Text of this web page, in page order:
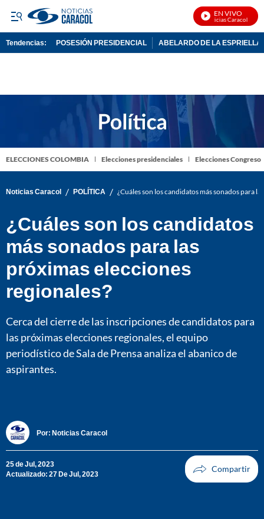
EN VIVO
Noticias Caracol En
Tendencias: POSESIÓN PRESIDENCIAL ABELARDO DE LA ESPRIELLA
ELECCIONES COLOMBIA Elecciones presidenciales Elecciones Congreso
Noticias Caracol / POLÍTICA / ¿Cuáles son los candidatos más sonados para
¿Cuáles son los candidatos
más sonados para las
próximas elecciones
regionales?
Cerca del cierre de las inscripciones de candidatos para
las próximas elecciones regionales, el equipo
periodístico de Sala de Prensa analiza el abanico de
aspirantes.
Por: Noticias Caracol
25 de Jul, 2023
Actualizado: 27 De Jul, 2023